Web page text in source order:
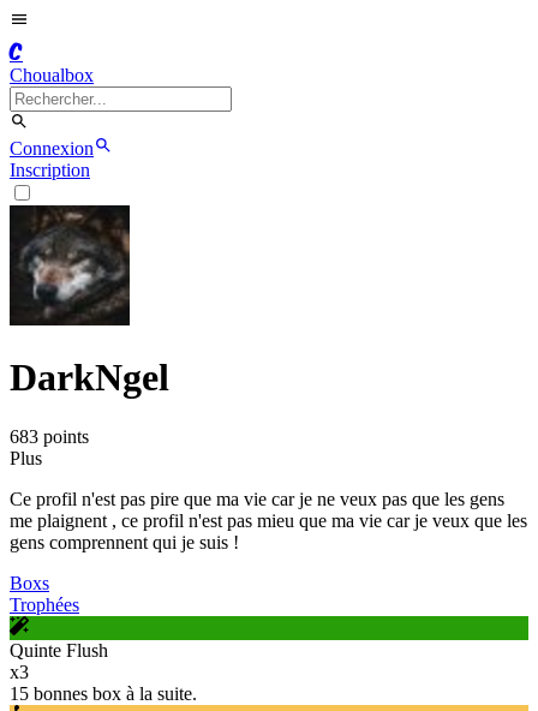
C
Choualbox
Connexion
Inscription
DarkNgel
683 points
Plus
Ce profil n'est pas pire que ma vie car je ne veux pas que les gens
me plaignent , ce profil n'est pas mieu que ma vie car je veux que les
gens comprennent qui je suis !
Boxs
Trophées
Quinte Flush
x3
15 bonnes box à la suite.